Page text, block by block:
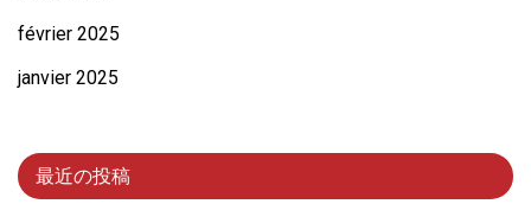
février 2025
janvier 2025
最近の投稿